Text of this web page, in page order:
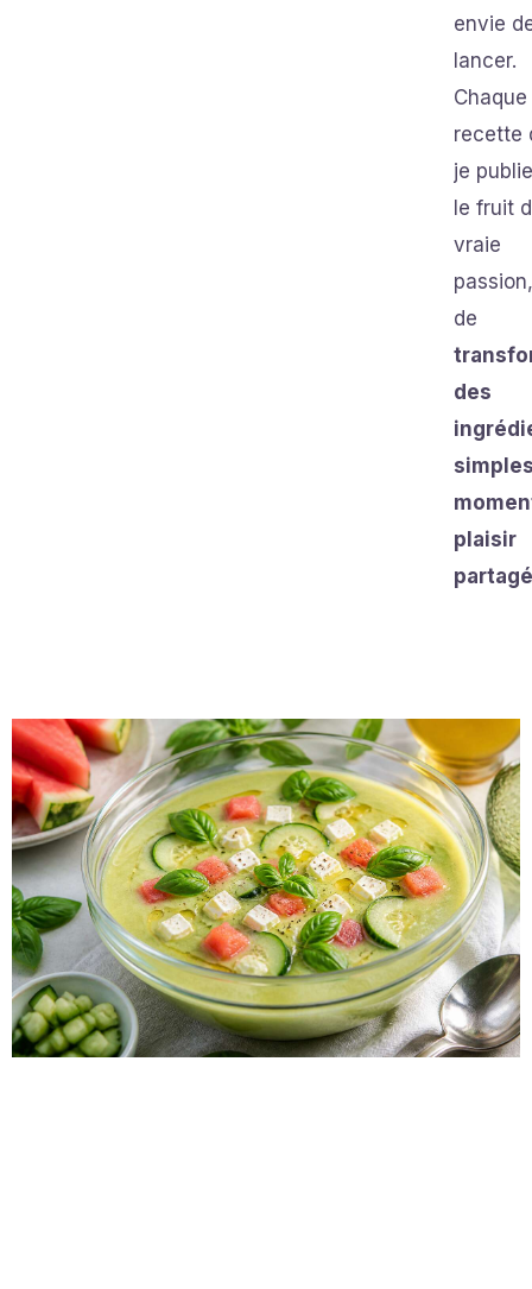
envie
lancer.
Chaque
recette
je
le fruit
vraie
de
des
plaisir
partagé